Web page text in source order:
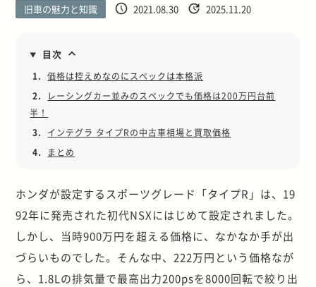
旧車の魅力と知識 2021.08.30 2025.11.20
目次
1.
価格は控えめなのにスペックは本格派
2.
レーシングカー並みのスペックでも価格は200万円台前
半！
3.
インテグラ タイプRの中古車相場と買取価格
4.
まとめ
ホンダが設定するスポーツグレード「タイプR」は、19
92年に発売された初代NSXにはじめて設定されました。
しかし、当時900万円を超える価格に、なかなか手が出
づらいものでした。そんな中、222万円という価格なが
ら、1.8Lの排気量で最高出力200psを8000回転で絞り出